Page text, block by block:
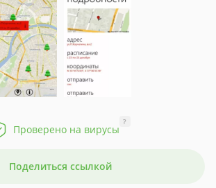
Проверено на вирусы
?
Поделиться ссылкой